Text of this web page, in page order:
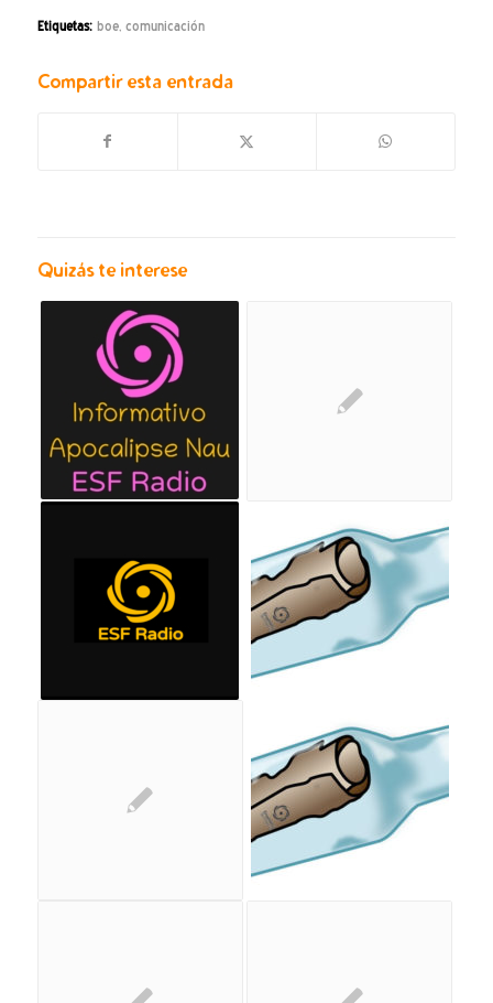
Etiquetas: boe, comunicación
Compartir esta entrada
Quizás te interese